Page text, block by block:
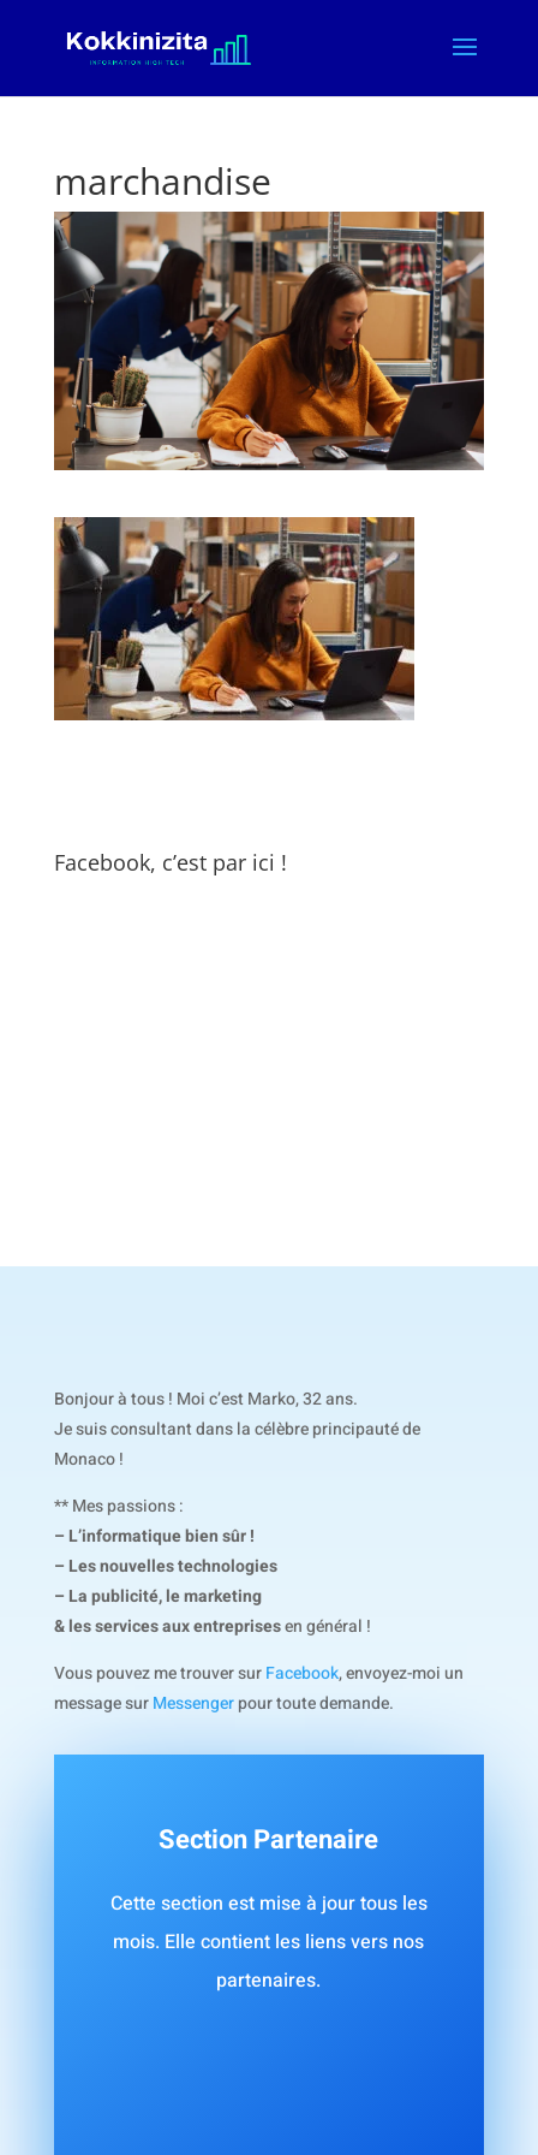
marchandise
Facebook, c’est par ici !
Bonjour à tous ! Moi c’est Marko, 32 ans.
Je suis consultant dans la célèbre principauté de
Monaco !
** Mes passions :
– L’informatique bien sûr !
– Les nouvelles technologies
– La publicité, le marketing
& les services aux entreprisesen général !
Vous pouvez me trouver sur Facebook, envoyez-moi un
message sur Messenger pour toute demande.
Section Partenaire
Cette section est mise à jour tous les
mois. Elle contient les liens vers nos
partenaires.